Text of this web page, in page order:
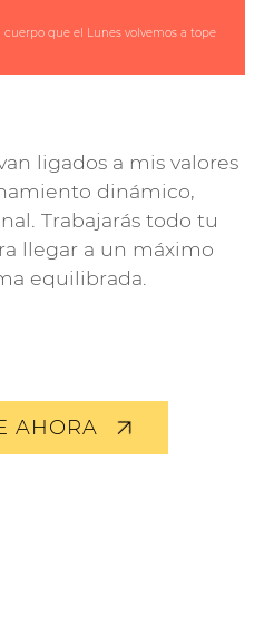
cuerpo que el Lunes volvemos a tope
ligados a mis valores
dinámico,
Trabajarás todo tu
llegar a un máximo
equilibrada.
AHORA